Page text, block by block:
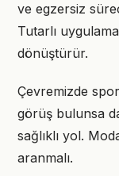
ve egzersiz
Tutarlı
dönüştürür.
Çevremizde
görüş bulunsa
sağlıklı yol.
aranmalı.